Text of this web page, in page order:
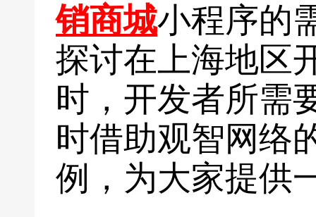
销商城小程序的
探讨在上海地区
时，开发者所需
时借助观智网络
例，为大家提供